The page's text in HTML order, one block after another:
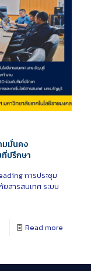
มมั่นคง
ปรึกษา
การประชุม
สารสนเทศ ระบบ
Read more